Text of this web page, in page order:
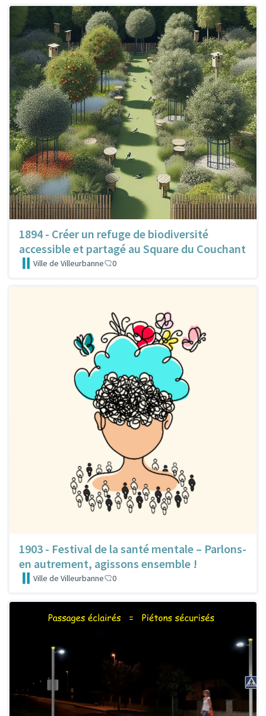
1894 - Créer un refuge de biodiversité
accessible et partagé au Square du Couchant
Ville de Villeurbanne 0
1903 - Festival de la santé mentale – Parlons-
en autrement, agissons ensemble !
Ville de Villeurbanne 0